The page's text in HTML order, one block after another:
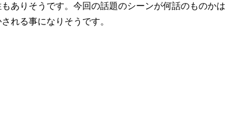
ありそうです。今回の話題のシーンが何話のものかは
れる事になりそうです。